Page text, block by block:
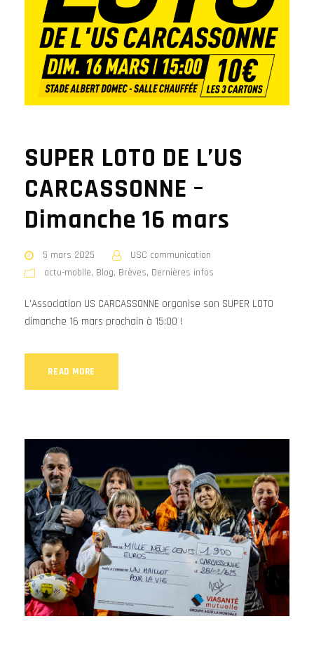
SUPER LOTO DE L’US
CARCASSONNE –
Dimanche 16 mars
5 mars 2025
USC communication
actu-mobile, Blog, Brèves, Dernières infos
L'Association US CARCASSONNE organise son SUPER LOTO
dimanche 16 mars prochain à 15:00 !
READ MORE